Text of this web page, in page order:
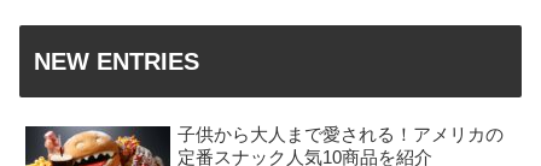
NEW ENTRIES
子供から大人まで愛される！アメリカの
定番スナック人気10商品を紹介